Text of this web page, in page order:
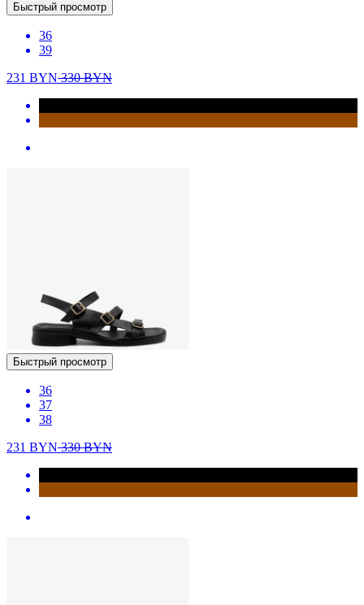
Быстрый просмотр
36
39
231 BYN330BYN
Быстрый просмотр
36
37
38
231 BYN330BYN